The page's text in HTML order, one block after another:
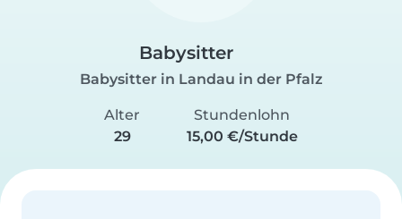
Babysitter
Babysitter in Landau in der Pfalz
Alter
29
Stundenlohn
15,00 €/Stunde